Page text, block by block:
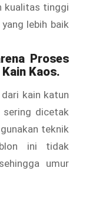
kualitas tinggi
lebih baik
Proses
Kaos.
kain katun
sering dicetak
teknik
ini tidak
umur